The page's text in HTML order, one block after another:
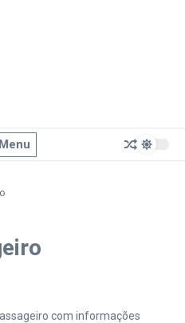
Menu
com informações